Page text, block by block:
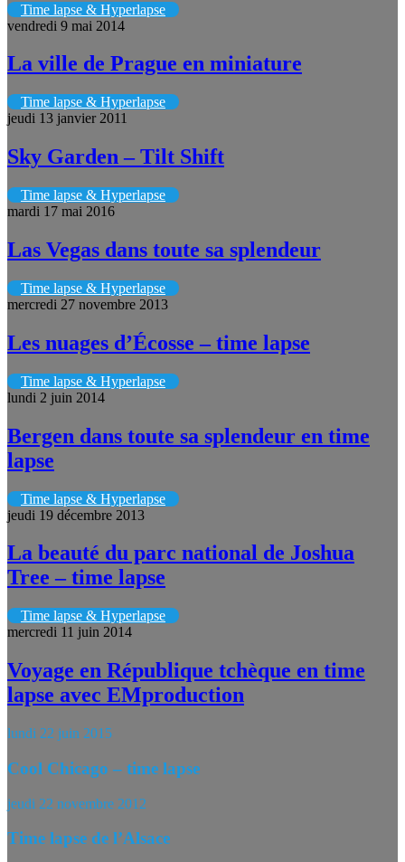
Time lapse & Hyperlapse
vendredi 9 mai 2014
La ville de Prague en miniature
Time lapse & Hyperlapse
jeudi 13 janvier 2011
Sky Garden – Tilt Shift
Time lapse & Hyperlapse
mardi 17 mai 2016
Las Vegas dans toute sa splendeur
Time lapse & Hyperlapse
mercredi 27 novembre 2013
Les nuages d’Écosse – time lapse
Time lapse & Hyperlapse
lundi 2 juin 2014
Bergen dans toute sa splendeur en time
lapse
Time lapse & Hyperlapse
jeudi 19 décembre 2013
La beauté du parc national de Joshua
Tree – time lapse
Time lapse & Hyperlapse
mercredi 11 juin 2014
Voyage en République tchèque en time
lapse avec EMproduction
lundi 22 juin 2015
Cool Chicago – time lapse
jeudi 22 novembre 2012
Time lapse de l’Alsace